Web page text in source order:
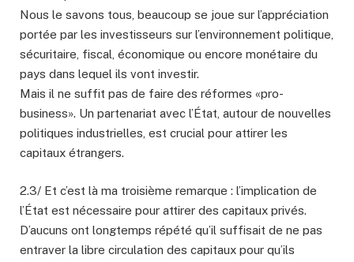
Nous le savons tous, beaucoup se joue sur l’appréciation
portée par les investisseurs sur l’environnement politique,
sécuritaire, fiscal, économique ou encore monétaire du
pays dans lequel ils vont investir.
Mais il ne suffit pas de faire des réformes «pro-
business». Un partenariat avec l’État, autour de nouvelles
politiques industrielles, est crucial pour attirer les
capitaux étrangers.
2.3/ Et c’est là ma troisième remarque : l’implication de
l’État est nécessaire pour attirer des capitaux privés.
D’aucuns ont longtemps répété qu’il suffisait de ne pas
entraver la libre circulation des capitaux pour qu’ils